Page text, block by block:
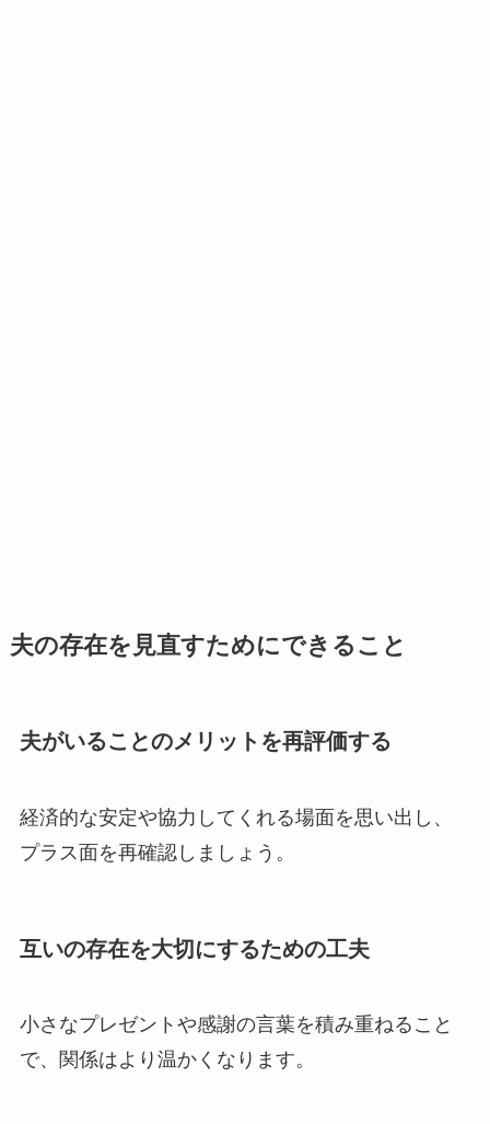
夫の存在を見直すためにできること
夫がいることのメリットを再評価する
経済的な安定や協力してくれる場面を思い出し、
プラス面を再確認しましょう。
互いの存在を大切にするための工夫
小さなプレゼントや感謝の言葉を積み重ねること
で、関係はより温かくなります。